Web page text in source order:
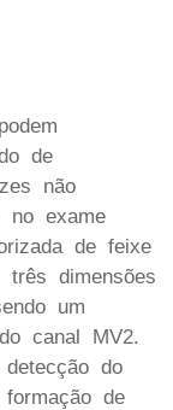
de
não
no exame
de feixe
dimensões
um
canal MV2.
do
de